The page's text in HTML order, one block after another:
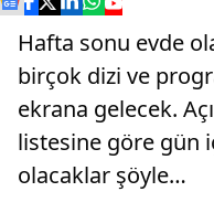
Hafta sonu evde
birçok dizi ve
ekrana gelecek.
listesine göre gün
olacaklar şöyle…